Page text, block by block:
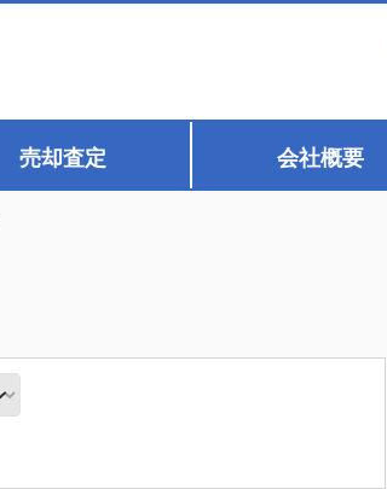
売却査定 会社概要